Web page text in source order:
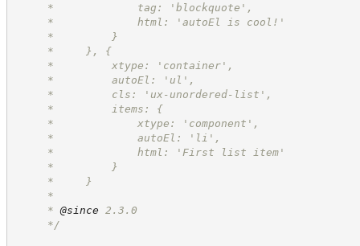
*             tag: 'blockquote',
*             html: 'autoEl is cool!'
*         }
*     }, {
*         xtype: 'container',
*         autoEl: 'ul',
*         cls: 'ux-unordered-list',
*         items: {
*             xtype: 'component',
*             autoEl: 'li',
*             html: 'First list item'
*         }
*     }
*
* @since 2.3.0
*/